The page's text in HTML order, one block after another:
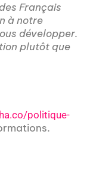
Français
à notre
développer.
plutôt que
politique-